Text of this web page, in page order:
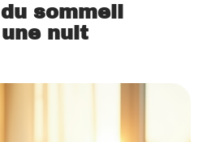
sommeil
nuit